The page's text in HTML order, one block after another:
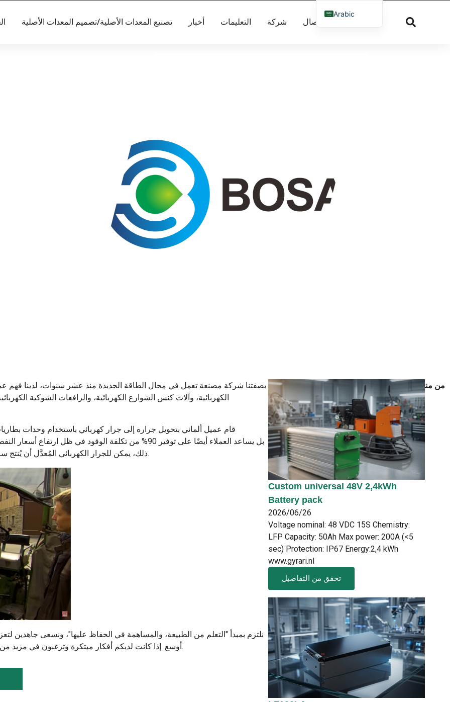
تصنيع المعدات الأصلية/تصميم المعدات الأصلية أخبار التعليمات شركة اتصال
بصفتنا شركة مصنعة تعمل في مجال الطاقة الجديدة منذ عشر سنوات، لدينا فهم
الكهربائية، وآلات كنس الشوارع الكهربائية، والرافعات الشوكية
قام عميل ألماني بتحويل جراره إلى جرار كهربائي باستخدام وحدات
ذلك، يمكن للجرار الكهربائي المُعدَّل أن يُنتج سرعة وعزم دوران أعلى من الجرارات التقليدية دون إصدار أي ضوضاء.
نلتزم بمبدأ "التعلم من الطبيعة، والمساهمة في الحفاظ عليها"، ونسعى جاهدين
أوسع. إذا كانت لديكم أفكار مبتكرة وترغبون في مزيد من المعلومات عن منتجاتنا، فتواصلوا معنا، ولنعمل معًا على تغيير العالم.
من منتجاتنا
Custom universal 48V 2,4kWh
Battery pack
2026/06/26
Voltage nominal: 48 VDC 15S Chemistry:
LFP Capacity: 50Ah Max power: 200A (<5
sec) Protection: IP67 Energy:2,4 kWh
www.gyrari.nl
تحقق من التفاصيل
Arabic
Italian